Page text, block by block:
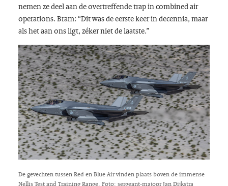
nemen ze deel aan de overtreffende trap in combined air
operations. Bram: “Dit was de eerste keer in decennia, maar
als het aan ons ligt, zéker niet de laatste.”
De gevechten tussen Red en Blue Air vinden plaats boven de immense
Nellis Test and Training Range. Foto: sergeant-majoor Jan Dijkstra